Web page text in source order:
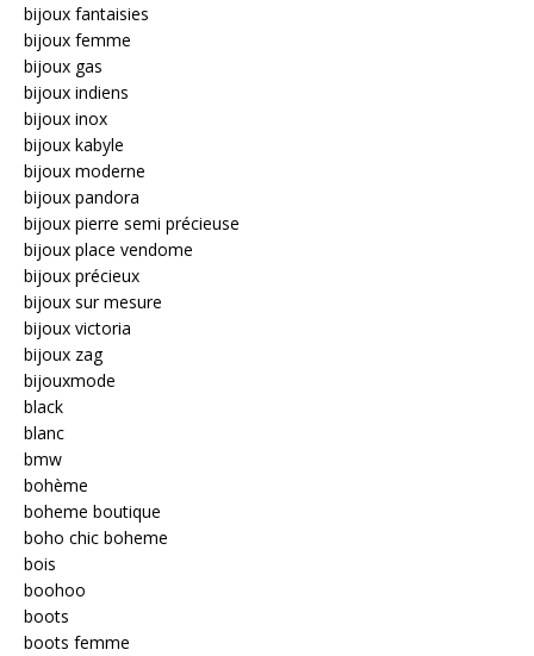
bijoux fantaisies
bijoux femme
bijoux gas
bijoux indiens
bijoux inox
bijoux kabyle
bijoux moderne
bijoux pandora
bijoux pierre semi précieuse
bijoux place vendome
bijoux précieux
bijoux sur mesure
bijoux victoria
bijoux zag
bijouxmode
black
blanc
bmw
bohème
boheme boutique
boho chic boheme
bois
boohoo
boots
boots femme